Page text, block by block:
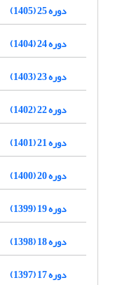
دوره 25 (1405)
دوره 24 (1404)
دوره 23 (1403)
دوره 22 (1402)
دوره 21 (1401)
دوره 20 (1400)
دوره 19 (1399)
دوره 18 (1398)
دوره 17 (1397)